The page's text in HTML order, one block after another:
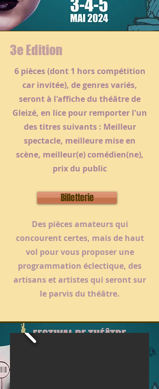
3e Edition
6 pièces (dont 1 hors compétition
car invitée), de genres variés,
seront à l'affiche du théâtre de
Gleizé, en lice pour remporter l'un
des titres suivants : Meilleur
spectacle, meilleure mise en
scène, meilleur(e) comédien(ne),
prix du public
Des pièces amateurs qui
concourent certes, mais de haut
vol pour vous proposer une
programmation éclectique, des
artisans et artistes qui seront sur
le parvis du théâtre.
Billetterie